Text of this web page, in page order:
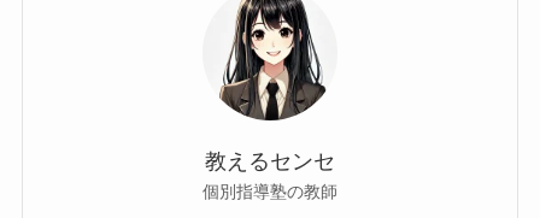
教えるセンセ
個別指導塾の教師